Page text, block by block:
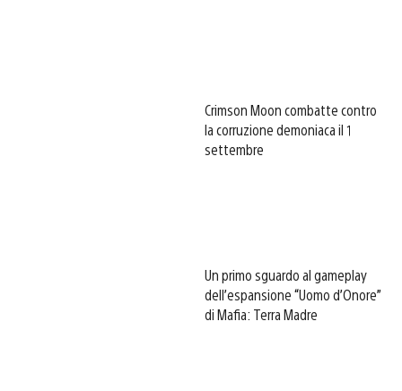
Crimson Moon combatte contro
la corruzione demoniaca il 1
settembre
Un primo sguardo al gameplay
dell’espansione “Uomo d’Onore”
di Mafia: Terra Madre